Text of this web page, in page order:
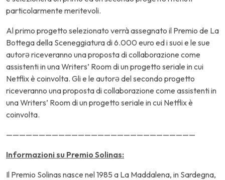
particolarmente meritevoli.
Al primo progetto selezionato verrà assegnato il Premio de La
Bottega della Sceneggiatura di 6.000 euro ed i suoi e le sue
autorə riceveranno una proposta di collaborazione come
assistenti in una Writers’ Room di un progetto seriale in cui
Netflix è coinvolta. Gli e le autorə del secondo progetto
riceveranno una proposta di collaborazione come assistenti in
una Writers’ Room di un progetto seriale in cui Netflix è
coinvolta.
—————————————————————————————
Informazioni su Premio Solinas:
Il Premio Solinas nasce nel 1985 a La Maddalena, in Sardegna,